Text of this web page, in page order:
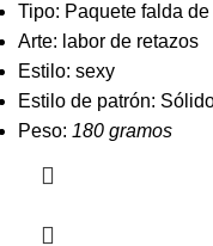
Tipo: Paquete falda de
Arte: labor de retazos
Estilo: sexy
Estilo de patrón:
Peso: 180 gramos